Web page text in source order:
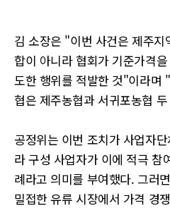
김 소장은 "이번 사건은 제주
합이 아니라 협회가 기준가격
도한 행위를 적발한 것"이라며
협은 제주농협과 서귀포농협
공정위는 이번 조치가 사업자
라 구성 사업자가 이에 적극 참
례라고 의미를 부여했다. 그러
밀접한 유류 시장에서 가격 경